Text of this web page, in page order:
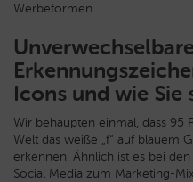
Werbeformen.
Unverwechselbare
Icons und wie Sie
Wir behaupten einmal, dass 95
Welt das weiße „f“ auf blauem
erkennen. Ähnlich ist es bei
Social Media zum Marketing-